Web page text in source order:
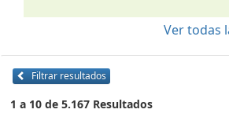
Ver todas
Filtrar resultados
1 a 10 de 5.167 Resultados